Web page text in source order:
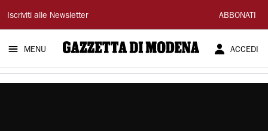
Gazzetta
di
Modena
Iscriviti alle Newsletter ABBONATI
MENU ACCEDI